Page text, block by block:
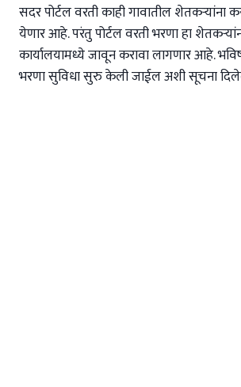
सदर पोर्टल वरती काही गावातील शेतकऱ्यांना
येणार आहे. परंतु पोर्टल वरती भरणा हा
कार्यालयामध्ये जावून करावा लागणार आहे.
भरणा सुविधा सुरु केली जाईल अशी सूचना